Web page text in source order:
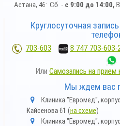
Астана, 46: Сб. - с 9:00 до 14:00,
Круглосуточная
703-603 8 747 703-603-
Или Самозапись на прием
Мы ждем вас
m
a
p
-
Клиника "Евромед",
Кайсенова 61 (на схеме)
m
Клиника "Евромед",